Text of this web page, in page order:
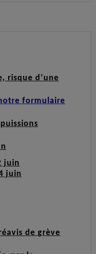
risque d’une
formulaire
juin
juin
de grève